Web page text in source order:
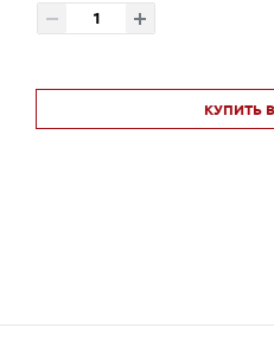
КУПИТЬ